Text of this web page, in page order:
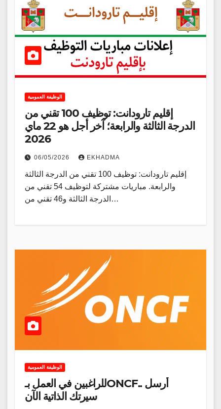
الوظيفة العمومية
إقليم تارودانت: توظيف 100 تقني من
الدرجة الثالثة والرابعة؛ آخر أجل هو 22 ماي
2026
06/05/2026 EKHADMA
إقليم تارودانت: توظيف 100 تقني من الدرجة الثالثة
والرابعة. مباريات مشتركة لتوظيف 54 تقني من
الدرجة الثالثة و46 تقني من…
الوظيفة العمومية
للراغبين في العمل بـONCF.. أرسل
سيرتك الذاتية الآن